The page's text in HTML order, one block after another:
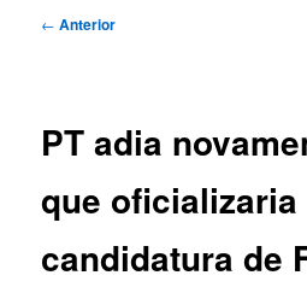
Navegação
← Anterior
PT adia
que oficializaria
candidatura de